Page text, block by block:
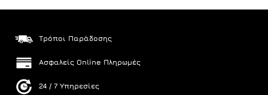
Τρόποι Παράδοσης
Ασφαλείς Online Πληρωμές
24 / 7 Υπηρεσίες